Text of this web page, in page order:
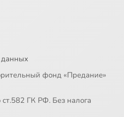
фонд «Предание»
ГК РФ. Без налога